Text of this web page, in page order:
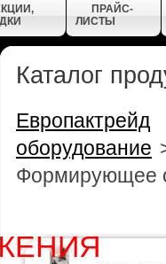
ПРАЙС-
ЛИСТЫ
Каталог
Европактрейд
оборудование
Формирующее